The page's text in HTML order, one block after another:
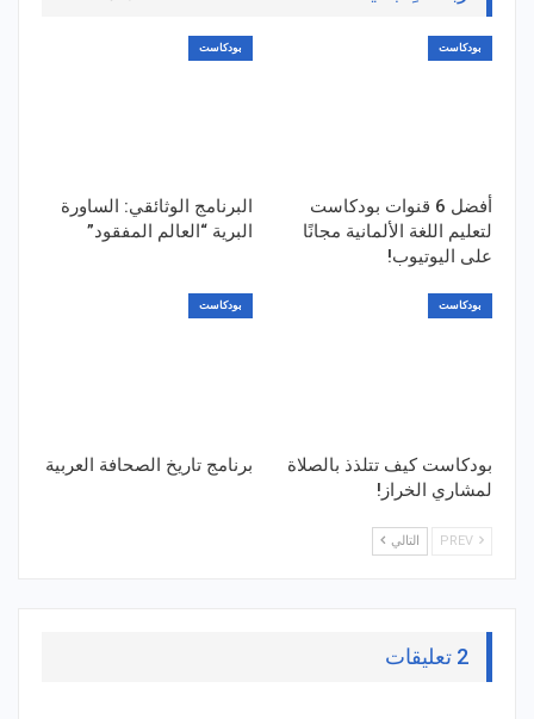
بودكاست
أفضل 6 قنوات بودكاست
لتعليم اللغة الألمانية مجانًا
على اليوتيوب!
بودكاست
البرنامج الوثائقي: الساورة
البرية “العالم المفقود”
بودكاست
بودكاست كيف تتلذذ بالصلاة
لمشاري الخراز!
بودكاست
برنامج تاريخ الصحافة العربية
التالي
2 تعليقات